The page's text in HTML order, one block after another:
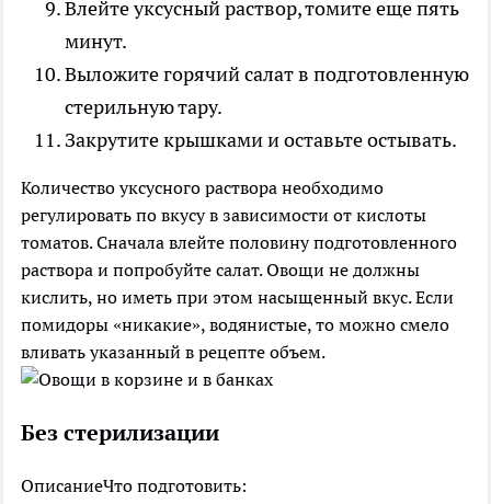
Влейте уксусный раствор, томите еще пять
минут.
Выложите горячий салат в подготовленную
стерильную тару.
Закрутите крышками и оставьте остывать.
Количество уксусного раствора необходимо
регулировать по вкусу в зависимости от кислоты
томатов. Сначала влейте половину подготовленного
раствора и попробуйте салат. Овощи не должны
кислить, но иметь при этом насыщенный вкус. Если
помидоры «никакие», водянистые, то можно смело
вливать указанный в рецепте объем.
Без стерилизации
ОписаниеЧто подготовить: